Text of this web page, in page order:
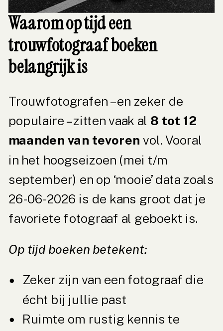
Waarom op tijd een
trouwfotograaf boeken
belangrijk is
Trouwfotografen – en zeker de
populaire – zitten vaak al 8 tot 12
maanden van tevoren vol. Vooral
in het hoogseizoen (mei t/m
september) en op ‘mooie’ data zoals
26-06-2026 is de kans groot dat je
favoriete fotograaf al geboekt is.
Op tijd boeken betekent:
Zeker zijn van een fotograaf die
écht bij jullie past
Ruimte om rustig kennis te